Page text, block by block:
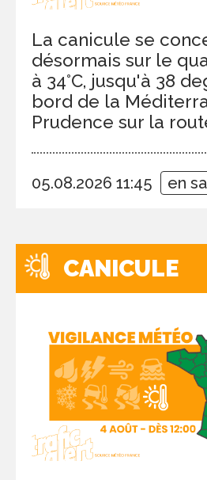
La canicule se
désormais sur le
à 34°C, jusqu'à 38
bord de la
Prudence sur la
05.08.2026 11:45 en
CANICULE